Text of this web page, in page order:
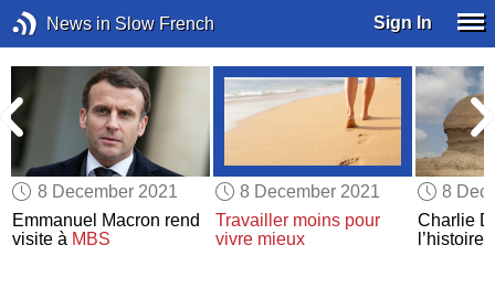
News in Slow French Sign In
8 December 2021
Emmanuel Macron rend
visite à MBS
8 December 2021
Travailler moins pour
vivre mieux
8
Charlie
l’histoire